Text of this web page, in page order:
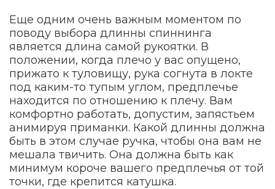
Еще одним очень важным моментом по
поводу выбора длинны спиннинга
является длина самой рукоятки. В
положении, когда плечо у вас опущено,
прижато к туловищу, рука согнута в локте
под каким-то тупым углом, предплечье
находится по отношению к плечу. Вам
комфортно работать, допустим, запястьем
анимируя приманки. Какой длинны должна
быть в этом случае ручка, чтобы она вам не
мешала твичить. Она должна быть как
минимум короче вашего предплечья от той
точки, где крепится катушка.